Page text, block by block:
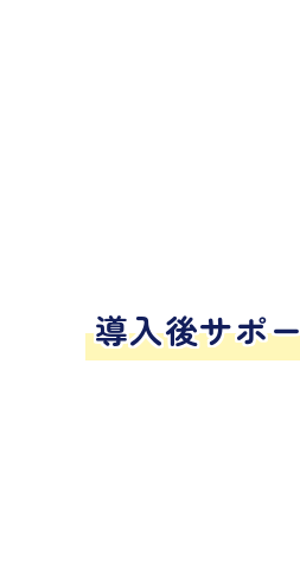
導入後サポ